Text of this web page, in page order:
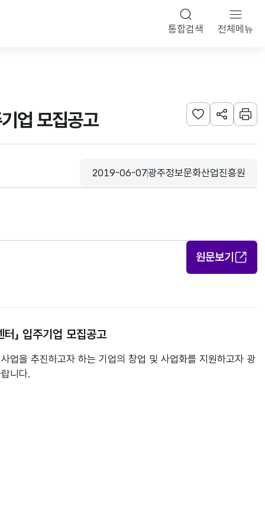
통합검색 전체메뉴
업 모집공고 관심사 등록하기
URL 공유하
인쇄
등록일
2019-06-07
수집기관
광주정보문화산업진흥원
원문보기
」 입주기업 모집공고
업을 추진하고자 하는 기업의 창업 및 사업화를 지원하고자 광
니다.